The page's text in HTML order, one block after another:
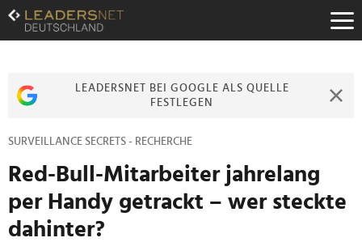
Zum
Inhalt
Zur
Zur
LEADERSNET BEI GOOGLE ALS QUELLE
FESTLEGEN
SURVEILLANCE SECRETS - RECHERCHE
Red-Bull-Mitarbeiter jahrelang
per Handy getrackt – wer steckte
dahinter?